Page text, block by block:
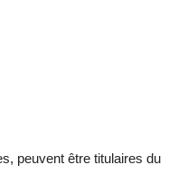
peuvent être titulaires du